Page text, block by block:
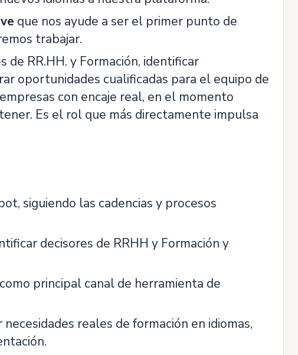
que nos ayude a ser el primer punto de
trabajar.
de RR.HH. y Formación, identificar
oportunidades cualificadas para el equipo de
con encaje real, en el momento
Es el rol que más directamente impulsa
siguiendo las cadencias y procesos
decisores de RRHH y Formación y
principal canal de herramienta de
reales de formación en idiomas,